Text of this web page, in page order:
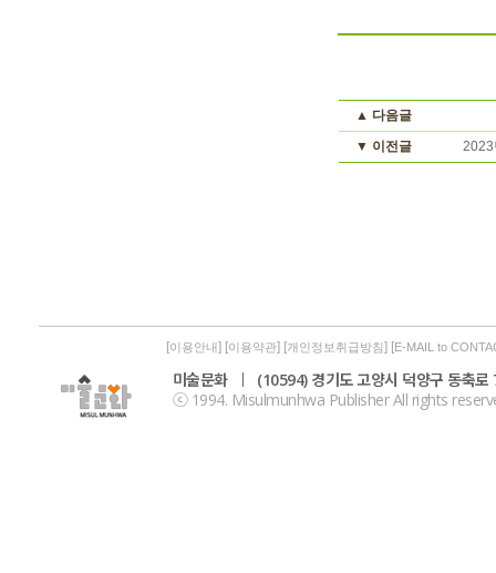
▲ 다음글
▼ 이전글
2023
[이용안내] [이용약관] [개인정보취급방침] [E-MAIL to
미술문화 |
(10594) 경기도 고양시 덕양구 동축
ⓒ 1994. Misulmunhwa Publisher All rights